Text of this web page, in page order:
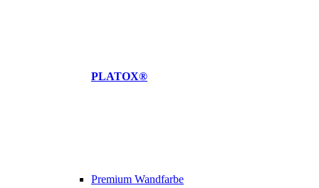
PLATOX®
Premium Wandfarbe